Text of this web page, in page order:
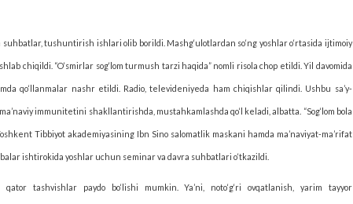
tushuntirish ishlari olib borildi. Mashg‘ulotlardan so‘ng yoshlar o‘rtasida ijtimoiy
chiqildi. “O‘smirlar sog‘lom turmush tarzi haqida” nomli risola chop etildi. Yil davomida
qo‘llanmalar nashr etildi. Radio, televideniyeda ham chiqishlar qilindi. Ushbu sa’y-
immunitetini shakllantirishda, mustahkamlashda qo‘l keladi, albatta. “Sog‘lom bola
Tibbiyot akademiyasining Ibn Sino salomatlik maskani hamda ma’naviyat-ma’rifat
ishtirokida yoshlar uchun seminar va davra suhbatlari o‘tkazildi.
tashvishlar paydo bo‘lishi mumkin. Ya’ni, noto‘g‘ri ovqatlanish, yarim tayyor